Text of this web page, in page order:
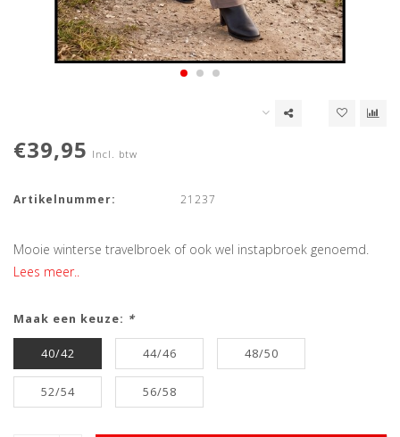
€39,95 Incl. btw
Artikelnummer: 21237
Mooie winterse travelbroek of ook wel instapbroek genoemd.
Lees meer..
Maak een keuze: *
40/42 44/46 48/50
52/54 56/58